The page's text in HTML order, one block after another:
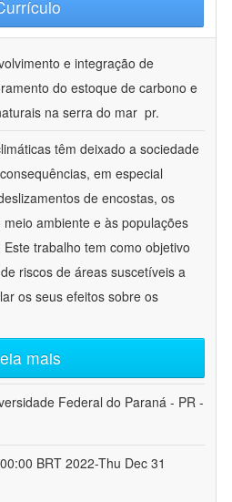
e integração de
do estoque de carbono e
na serra do mar  pr.
têm deixado a sociedade
em especial
de encostas, os
ambiente e às populações
trabalho tem como objetivo
riscos de áreas suscetíveis a
os seus efeitos sobre os
mais
Federal do Paraná - PR -
BRT 2022-Thu Dec 31